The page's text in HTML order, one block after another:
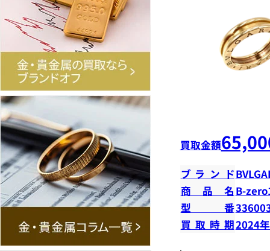
買取金額
ブランド
商品名 B-
型番
買取時期2024